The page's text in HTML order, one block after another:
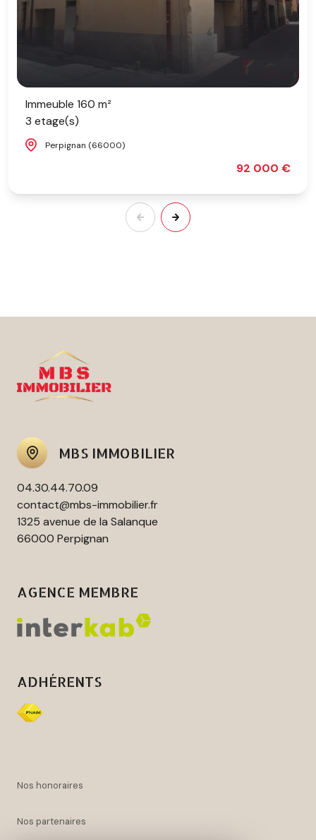
Immeuble 160 m²
3 etage(s)
Perpignan (66000)
92 000 €
MBS IMMOBILIER
04.30.44.70.09
contact@mbs-immobilier.fr
1325 avenue de la Salanque
66000 Perpignan
AGENCE MEMBRE
ADHÉRENTS
nos honoraires
nos partenaires